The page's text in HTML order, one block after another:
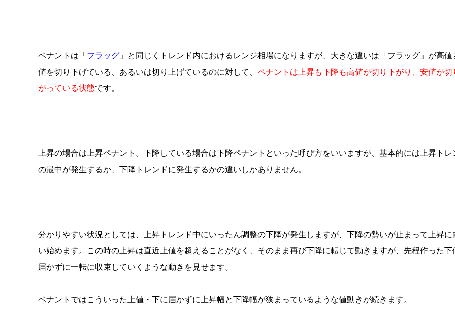
ペナントは「 フラッグ」と同じくトレンド内におけるレンジ相場になりますが、大きな違いは「フラッグ」が高値
値を切り下げている、あるいは切り上げているのに対して、 ペナントは上昇も下降も高値が切り下がり、安値が切
がっている状態です。
上昇の場合は上昇ペナント。下降している場合は下降ペナントといった呼び方をいいますが、基本的には上昇トレ
の最中が発生するか、下降トレンドに発生するかの違いしかありません。
分かりやすい状況としては、上昇トレンド中にいったん調整の下降が発生しますが、下降の勢いが止まって上昇に
い始めます。
この時の上昇は直近上値を超えることがなく、そのまま再び下降に転じて動きますが、先程作った下
届かずに一転に収束していくような動きを見せます。
ペナントではこういった上値・下に届かずに上昇幅と下降幅が狭まっているような値動きが続きます。